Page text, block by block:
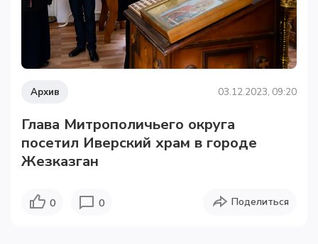
Архив 03.12.2023, 09:20
Глава Митрополичьего округа
посетил Иверский храм в городе
Жезказган
0 0 Поделиться